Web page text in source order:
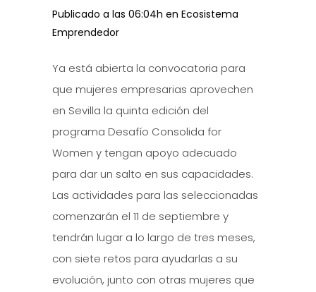
Publicado a las 06:04h en Ecosistema
Emprendedor
Ya está abierta la convocatoria para
que mujeres empresarias aprovechen
en Sevilla la quinta edición del
programa Desafío Consolida for
Women y tengan apoyo adecuado
para dar un salto en sus capacidades.
Las actividades para las seleccionadas
comenzarán el 11 de septiembre y
tendrán lugar a lo largo de tres meses,
con siete retos para ayudarlas a su
evolución, junto con otras mujeres que